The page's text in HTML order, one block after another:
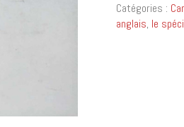
Catégories :
anglais, le